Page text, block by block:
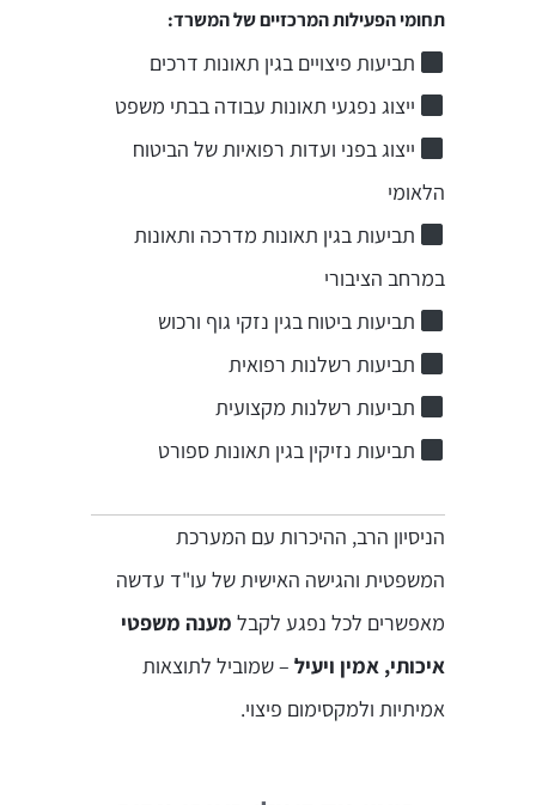
תחומי הפעילות המרכזיים של המשרד:
תביעות פיצויים בגין תאונות דרכים
ייצוג נפגעי תאונות עבודה בבתי משפט
ייצוג בפני ועדות רפואיות של הביטוח
הלאומי
תביעות בגין תאונות מדרכה ותאונות
במרחב הציבורי
תביעות ביטוח בגין נזקי גוף ורכוש
תביעות רשלנות רפואית
תביעות רשלנות מקצועית
תביעות נזיקין בגין תאונות ספורט
הניסיון הרב, ההיכרות עם המערכת
המשפטית והגישה האישית של עו"ד עדשה
מאפשרים לכל נפגע לקבל מענה משפטי
איכותי, אמין ויעיל – שמוביל לתוצאות
אמיתיות ולמקסימום פיצוי.